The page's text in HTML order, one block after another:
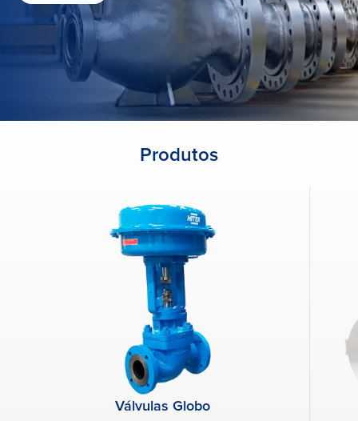
Produtos
Válvulas Globo